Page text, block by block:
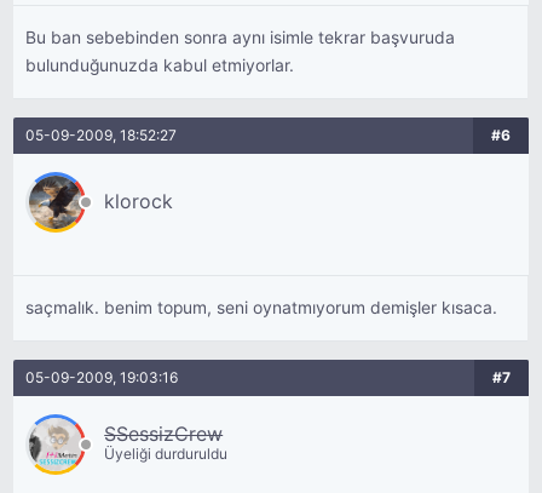
Bu ban sebebinden sonra aynı isimle tekrar başvuruda
bulunduğunuzda kabul etmiyorlar.
05-09-2009, 18:52:27 #6
klorock
saçmalık. benim topum, seni oynatmıyorum demişler kısaca.
05-09-2009, 19:03:16 #7
SSessizCrew
Üyeliği durduruldu